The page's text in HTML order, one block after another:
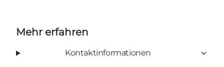
Mehr erfahren
Kontaktinformationen